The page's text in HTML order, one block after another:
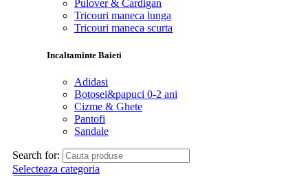
Pulover & Cardigan
Tricouri maneca lunga
Tricouri maneca scurta
Incaltaminte Baieti
Adidasi
Botosei&papuci 0-2 ani
Cizme & Ghete
Pantofi
Sandale
Search for:
Selecteaza categoria